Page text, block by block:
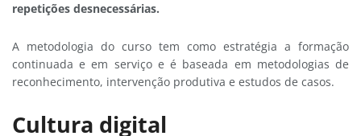
repetições desnecessárias.
A metodologia do curso tem como estratégia a formação
continuada e em serviço e é baseada em metodologias de
reconhecimento, intervenção produtiva e estudos de casos.
Cultura digital